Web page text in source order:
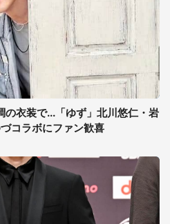
の衣装で...「ゆず」北川悠仁・岩
コラボにファン歓喜